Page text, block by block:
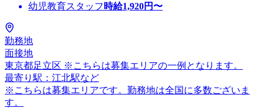
幼児教育スタッフ 時給1,920円〜
勤務地
面接地
東京都足立区 ※こちらは募集エリアの一例となります。
最寄り駅：江北駅など
※こちらは募集エリアです。勤務地は全国に多数ございま
す。